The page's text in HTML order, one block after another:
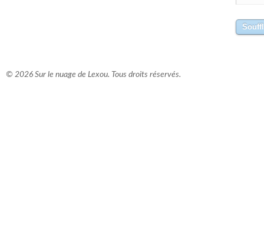
© 2026 Sur le nuage de Lexou. Tous droits réservés.